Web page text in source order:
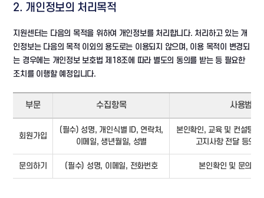
2. 개인정보의 처리목적
지원센터는 다음의 목적을 위하여 개인정보를 처리합니다. 처리하고 있는 개
인정보는 다음의 목적 이외의 용도로는 이용되지 않으며, 이용 목적이 변경되
는 경우에는 개인정보 보호법 제18조에 따라 별도의 동의를 받는 등 필요한
조치를 이행할 예정입니다.
부문 수집항목 사용범위
회원가입
(필수) 성명, 개인식별 ID, 연락처,
이메일, 생년월일, 성별
본인확인, 교육 및 컨설팅
고지사항 전달 등의
문의하기 (필수) 성명, 이메일, 전화번호 본인확인 및 문의에